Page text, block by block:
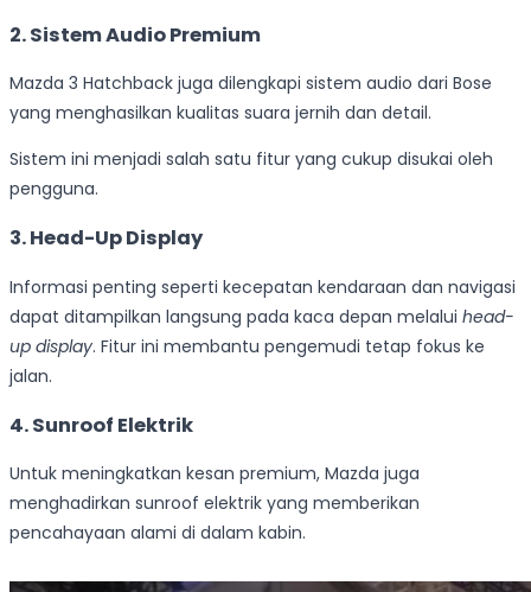
2. Sistem Audio Premium
Mazda 3 Hatchback juga dilengkapi sistem audio dari Bose
yang menghasilkan kualitas suara jernih dan detail.
Sistem ini menjadi salah satu fitur yang cukup disukai oleh
pengguna.
3. Head-Up Display
Informasi penting seperti kecepatan kendaraan dan navigasi
dapat ditampilkan langsung pada kaca depan melalui head-
up display. Fitur ini membantu pengemudi tetap fokus ke
jalan.
4. Sunroof Elektrik
Untuk meningkatkan kesan premium, Mazda juga
menghadirkan sunroof elektrik yang memberikan
pencahayaan alami di dalam kabin.